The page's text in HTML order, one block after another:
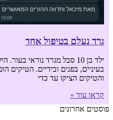
גרד נעלם בטיפול אחד
ילד בן 10 סבל מגרד נוראי
בעיניים, בפנים ובידיים. הטיקים
והטיקים הציקו עד כדי
קראו עוד »
פוסטים אחרונים